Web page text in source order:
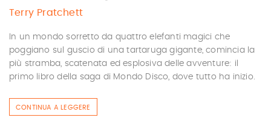
Terry Pratchett
In un mondo sorretto da quattro elefanti magici che
poggiano sul guscio di una tartaruga gigante, comincia la
più stramba, scatenata ed esplosiva delle avventure: il
primo libro della saga di Mondo Disco, dove tutto ha inizio.
CONTINUA A LEGGERE